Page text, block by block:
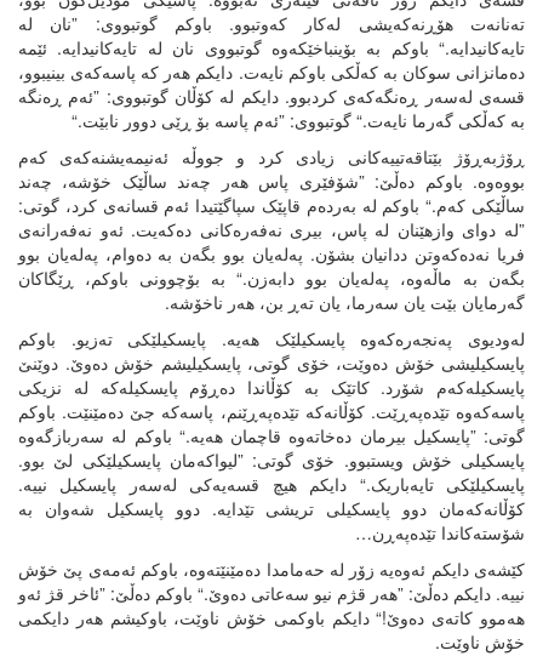
تەنانەت هۆڕنەکەیشی لەکار کەوتبوو. باوکم گوتبووی: ”نان لە
تایەکانیدایە.“ باوکم بە بۆینباخێکەوە گوتبووی نان لە تایەکانیدایە. ئێمە
دەمانزانی سوکان بە کەڵکی باوکم نایەت. دایکم هەر کە پاسەکەی بینیبوو،
قسەی لەسەر ڕەنگەکەی کردبوو. دایکم لە کۆڵان گوتبووی: ”ئەم ڕەنگە
بە کەڵکی گەرما نایەت.“ گوتبووی: ”ئەم پاسە بۆ ڕێی دوور نابێت.“
ڕۆژبەڕۆژ بێتاقەتییەکانی زیادی کرد و جووڵە ئەنیمەیشنەکەی کەم
بووەوە. باوکم دەڵێ: ”شۆفێری پاس هەر چەند ساڵێک خۆشە، چەند
ساڵێکی کەم.“ باوکم لە بەردەم قاپێک سپاگێتیدا ئەم قسانەی کرد، گوتی:
”لە دوای وازهێنان لە پاس، بیری نەفەرەکانی دەکەیت. ئەو نەفەرانەی
فریا نەدەکەوتن ددانیان بشۆن. پەلەیان بوو بگەن بە دەوام، پەلەیان بوو
بگەن بە ماڵەوە، پەلەیان بوو دابەزن.“ بە بۆچوونی باوکم، ڕێگاکان
گەرمایان بێت یان سەرما، یان تەڕ بن، هەر ناخۆشە.
لەودیوی پەنجەرەکەوە پایسکیلێک هەیە. پایسکیلێکی تەزیو. باوکم
پایسکیلیشی خۆش دەوێت، خۆی گوتی، پایسکیلیشم خۆش دەوێ. دوێنێ
پایسکیلەکەم شۆرد. کاتێک بە کۆڵاندا دەڕۆم پایسکیلەکە لە نزیکی
پاسەکەوە تێدەپەڕێت. کۆڵانەکە تێدەپەڕێنم، پاسەکە جێ دەمێنێت. باوکم
گوتی: ”پایسکیل بیرمان دەخاتەوە قاچمان هەیە.“ باوکم لە سەربازگەوە
پایسکیلی خۆش ویستبوو. خۆی گوتی: ”لیواکەمان پایسکیلێکی لێ بوو.
پایسکیلێکی تایەباریک.“ دایکم هیچ قسەیەکی لەسەر پایسکیل نییە.
کۆڵانەکەمان دوو پایسکیلی تریشی تێدایە. دوو پایسکیل شەوان بە
شۆستەکاندا تێدەپەڕن…
کێشەی دایکم ئەوەیە زۆر لە حەمامدا دەمێنێتەوە، باوکم ئەمەی پێ خۆش
نییە. دایکم دەڵێ: ”هەر قژم نیو سەعاتی دەوێ.“ باوکم دەڵێ: ”ئاخر قژ ئەو
هەموو کاتەی دەوێ!“ دایکم باوکمی خۆش ناوێت، باوکیشم هەر دایکمی
خۆش ناوێت.